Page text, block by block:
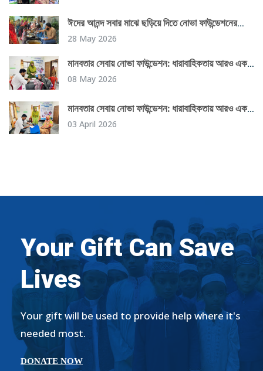
ঈদের আনন্দ সবার মাঝে ছড়িয়ে দিতে নোভা ফাউন্ডেশনের
উদ্যোগ
28 May 2026
মানবতার সেবায় নোভা ফাউন্ডেশন: ধারাবাহিকতায় আরও একটি
সফল দিন
08 May 2026
মানবতার সেবায় নোভা ফাউন্ডেশন: ধারাবাহিকতায় আরও একটি
সফল দিন
03 April 2026
Your Gift Can Save
Lives
Your gift will be used to provide help where it's
needed most.
DONATE NOW